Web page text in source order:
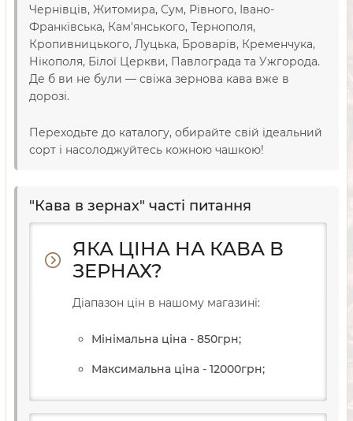
Чернівців, Житомира, Сум, Рівного, Івано-
Франківська, Кам'янського, Тернополя,
Кропивницького, Луцька, Броварів, Кременчука,
Нікополя, Білої Церкви, Павлограда та Ужгорода.
Де б ви не були — свіжа зернова кава вже в
дорозі.
Переходьте до каталогу, обирайте свій ідеальний
сорт і насолоджуйтесь кожною чашкою!
"Кава в зернах" часті питання
ЯКА ЦІНА НА КАВА В
ЗЕРНАХ?
Діапазон цін в нашому магазині:
Мінімальна ціна - 850грн;
Максимальна ціна - 12000грн;